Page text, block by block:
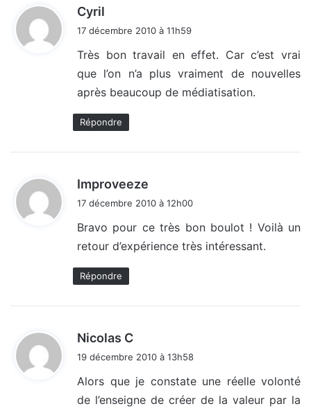
Cyril
:
17 décembre 2010 à 11h59
Très bon travail en effet. Car c’est vrai
que l’on n’a plus vraiment de nouvelles
après beaucoup de médiatisation.
Répondre
Improveeze
i
:
17 décembre 2010 à 12h00
Bravo pour ce très bon boulot ! Voilà un
retour d’expérience très intéressant.
Répondre
Nicolas C
:
19 décembre 2010 à 13h58
Alors que je constate une réelle volonté
de l’enseigne de créer de la valeur par la